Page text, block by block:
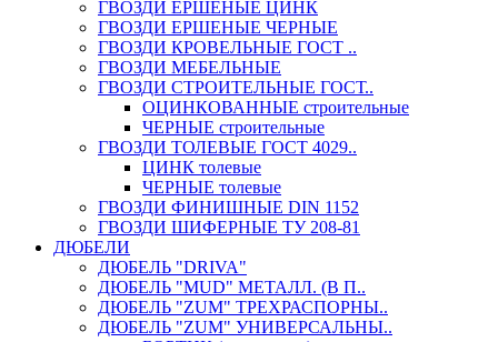
ГВОЗДИ ЕРШЕНЫЕ ЦИНК
ГВОЗДИ ЕРШЕНЫЕ ЧЕРНЫЕ
ГВОЗДИ КРОВЕЛЬНЫЕ ГОСТ ..
ГВОЗДИ МЕБЕЛЬНЫЕ
ГВОЗДИ СТРОИТЕЛЬНЫЕ ГОСТ..
ОЦИНКОВАННЫЕ строительные
ЧЕРНЫЕ строительные
ГВОЗДИ ТОЛЕВЫЕ ГОСТ 4029..
ЦИНК толевые
ЧЕРНЫЕ толевые
ГВОЗДИ ФИНИШНЫЕ DIN 1152
ГВОЗДИ ШИФЕРНЫЕ ТУ 208-81
ДЮБЕЛИ
ДЮБЕЛЬ "DRIVA"
ДЮБЕЛЬ "MUD" МЕТАЛЛ. (В П..
ДЮБЕЛЬ "ZUM" ТРЕХРАСПОРНЫ..
ДЮБЕЛЬ "ZUM" УНИВЕРСАЛЬНЫ..